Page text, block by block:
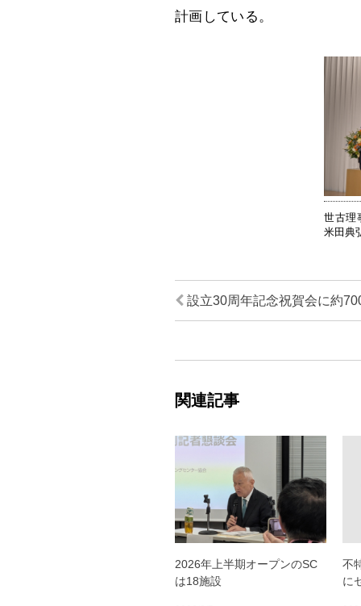
計画している。
世古理
米田典
設立30周年記念祝賀会に約
関連記事
2026年上半期オープンのSC
は18施設
不
に